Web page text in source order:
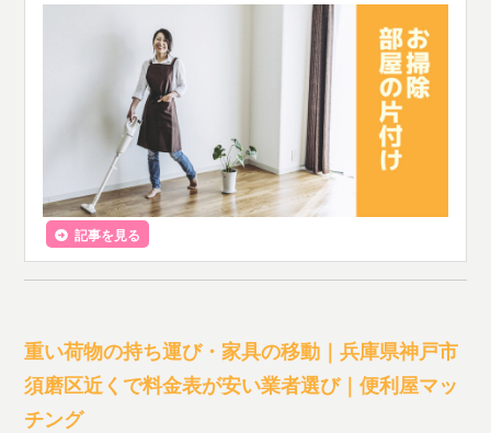
記事を見る
重い荷物の持ち運び・家具の移動｜兵庫県神戸市
須磨区近くで料金表が安い業者選び｜便利屋マッ
チング